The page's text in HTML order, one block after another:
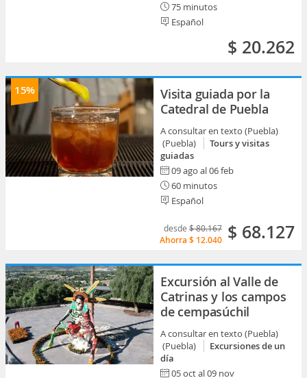
75 minutos
Español
$ 20.262
15%
Visita guiada por la
Catedral de Puebla
A consultar en texto (Puebla)
(Puebla)
Tours y visitas
guiadas
09 ago al 06 feb
60 minutos
Español
desde $ 80.167
Ahorra $ 12.040 $ 68.127
Excursión al Valle de
Catrinas y los campos
de cempasúchil
A consultar en texto (Puebla)
(Puebla)
Excursiones de un
día
05 oct al 09 nov